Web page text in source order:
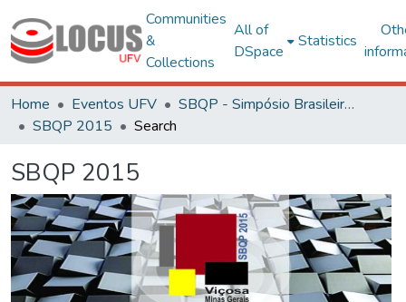
Communities
&
Collections
All of
DSpace
Statistics
Home Eventos UFV
SBQP - Simpósio Brasileiro de Qualidade do Projeto no Ambiente Construído
SBQP 2015
Search
SBQP 2015